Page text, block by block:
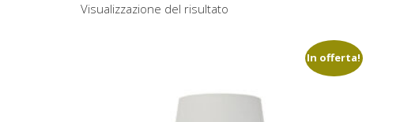
Visualizzazione del risultato
In offerta!